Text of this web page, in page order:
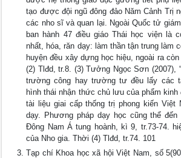
tạo được đội ngũ đông đảo Năm Cảnh Trị
các nho sĩ và quan lại. Ngoài Quốc tử
ban hành 47 điều giáo Thái học viện là
nhất, hóa, răn dạy: làm thần tận trung làm
huyện đều xây dựng học hiệu, ngoài ra
(2) Tlđd, tr.8. (3) Tưởng Ngọc Sơn (2007),
trường công hay trường tư đều lấy các
hình thái nhận thức chủ lưu của phẩm kinh
tài liệu giai cấp thống trị phong kiến Việt
dạy. Phương pháp dạy học cũng thể đến
Đông Nam Á tung hoành, kì 9, tr.73-74.
của Nho gia. Thời (4) Tlđd, tr.74. 101
Tạp chí Khoa học xã hội Việt Nam, số